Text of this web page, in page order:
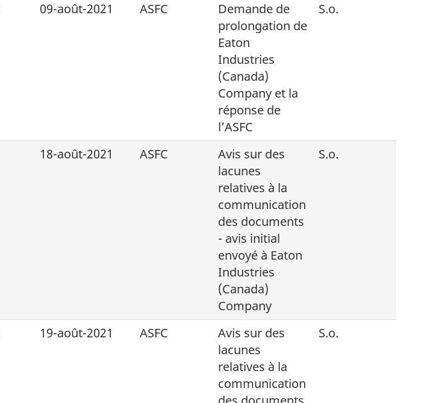
09-août-2021 ASFC
Demande de
prolongation de
Eaton
Industries
(Canada)
Company et la
réponse de
l’ASFC
S.o.
18-août-2021 ASFC
Avis sur des
lacunes
relatives à la
communication
des documents
- avis initial
envoyé à Eaton
Industries
(Canada)
Company
S.o.
19-août-2021 ASFC
Avis sur des
lacunes
relatives à la
communication
S.o.